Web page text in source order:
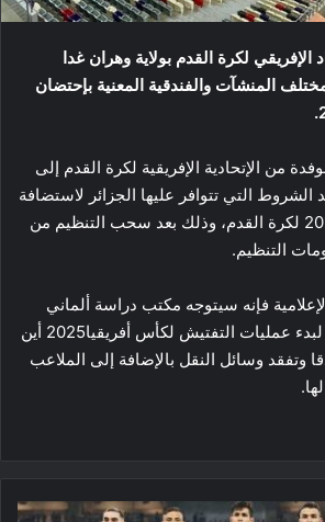
لكرة القدم بولاية وهران غدا
مختلف المنشآت والفندقية المعنية بإحتضان
من الإتحادية الإفريقية لكرة القدم إلى
التي تتوافر عليها الجزائر لاستضافة
نهائيات أمم أفريقيا 2025 لكرة القدم، وذلك بعد سحب التنظيم من
التنظيم.
فإنه سيتوجه مكتب دراسة ألماني
مفوض من قبل الكاف لبدء عمليات التفتيش لكأس أفريقيا2025 أين
وتفقد وسائل النقل بالإضافة إلى الملاعب